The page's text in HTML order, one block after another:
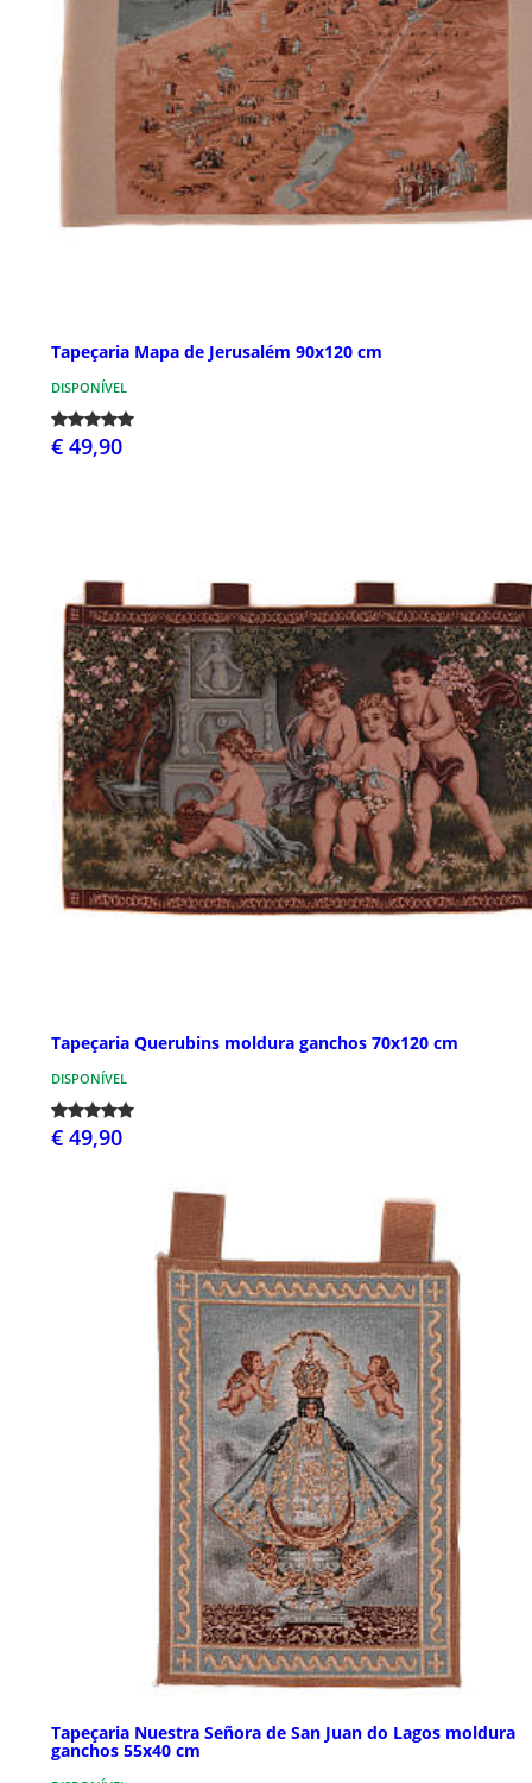
Tapeçaria Mapa de Jerusalém 90x120 cm
DISPONÍVEL
€ 49,90
Tapeçaria Querubins moldura ganchos 70x120 cm
DISPONÍVEL
€ 49,90
Tapeçaria Nuestra Señora de San Juan do Lagos moldura
ganchos 55x40 cm